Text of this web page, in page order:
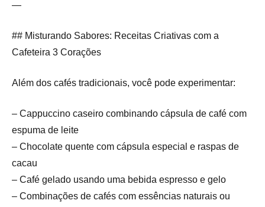
—
## Misturando Sabores: Receitas Criativas com a
Cafeteira 3 Corações
Além dos cafés tradicionais, você pode experimentar:
– Cappuccino caseiro combinando cápsula de café com
espuma de leite
– Chocolate quente com cápsula especial e raspas de
cacau
– Café gelado usando uma bebida espresso e gelo
– Combinações de cafés com essências naturais ou